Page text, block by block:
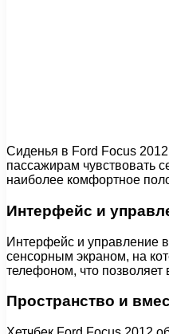
Сиденья в Ford Focus
пассажирам чувствовать
наиболее комфортное
Интерфейс и
Интерфейс и управление
сенсорным экраном, на
телефоном, что позволяет
Пространство и